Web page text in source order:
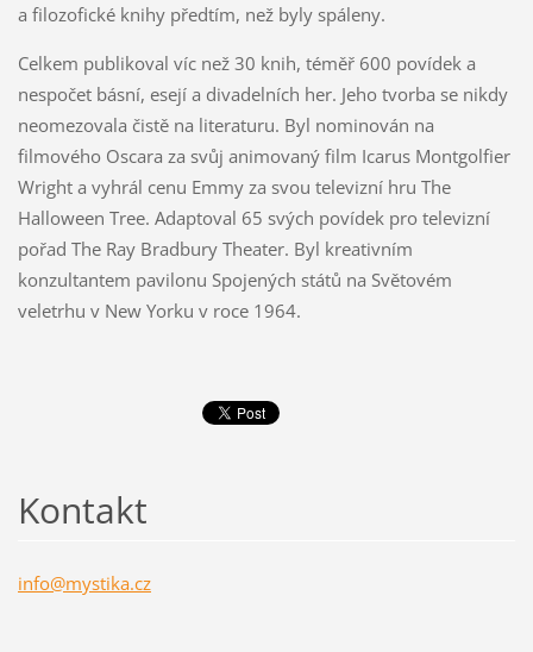
a filozofické knihy předtím, než byly spáleny.
Celkem publikoval víc než 30 knih, téměř 600 povídek a
nespočet básní, esejí a divadelních her. Jeho tvorba se nikdy
neomezovala čistě na literaturu. Byl nominován na
filmového Oscara za svůj animovaný film Icarus Montgolfier
Wright a vyhrál cenu Emmy za svou televizní hru The
Halloween Tree. Adaptoval 65 svých povídek pro televizní
pořad The Ray Bradbury Theater. Byl kreativním
konzultantem pavilonu Spojených států na Světovém
veletrhu v New Yorku v roce 1964.
Kontakt
info@mystika.cz